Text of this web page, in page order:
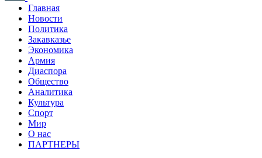
Главная
Новости
Политика
Закавказье
Экономика
Армия
Диаспора
Общество
Аналитика
Культура
Спорт
Мир
О нас
ПАРТНЕРЫ